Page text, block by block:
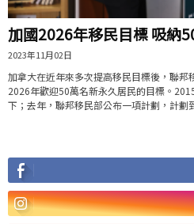
加國2026年移民目標 吸納
2023年11月02日
加拿大在近年來多次提高移民目標後，聯
2026年歡迎50萬名新永久居民的目標。
下；去年，聯邦移民部公布一項計劃，計劃